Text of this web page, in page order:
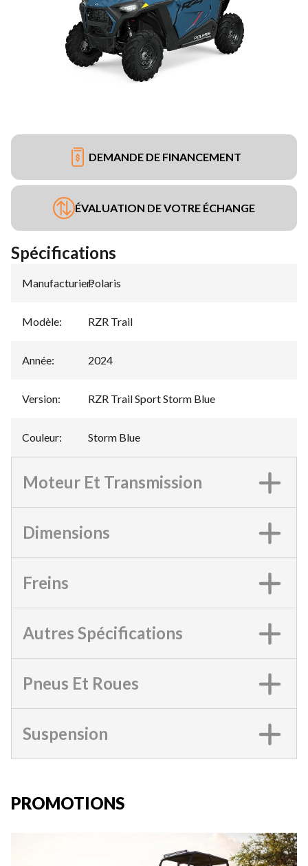
DEMANDE DE FINANCEMENT
ÉVALUATION DE VOTRE ÉCHANGE
Spécifications
Manufacturier:
Polaris
Modèle: RZR Trail
Année: 2024
Version: RZR Trail Sport Storm Blue
Couleur: Storm Blue
Moteur Et Transmission
Dimensions
Freins
Autres Spécifications
Pneus Et Roues
Suspension
PROMOTIONS